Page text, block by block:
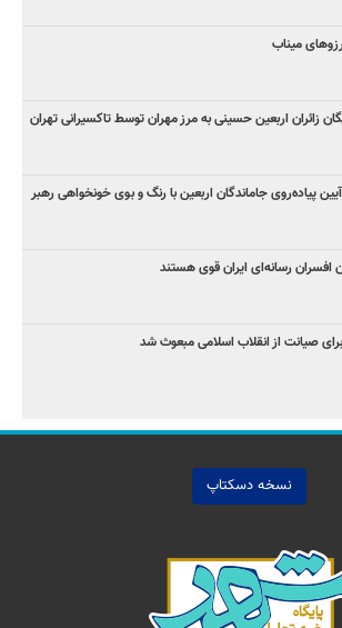
میناب
زائران اربعین حسینی به مرز مهران توسط تاکسیرانی تهران
پیاده‌روی جاماندگان اربعین با رنگ و بوی خونخواهی رهبر
افسران رسانه‌ای ایران قوی هستند
صیانت از انقلاب اسلامی مبعوث شد
نسخه دسکتاپ